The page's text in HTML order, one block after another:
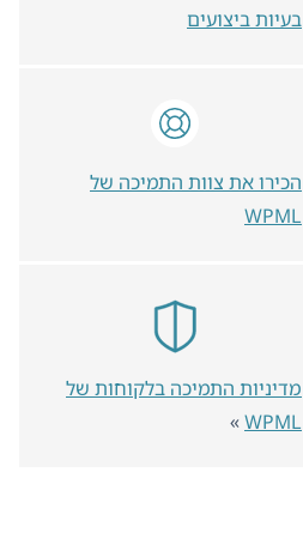
בעיות ביצועים
הכירו את צוות התמיכה של
WPML
מדיניות התמיכה בלקוחות של
WPML
»